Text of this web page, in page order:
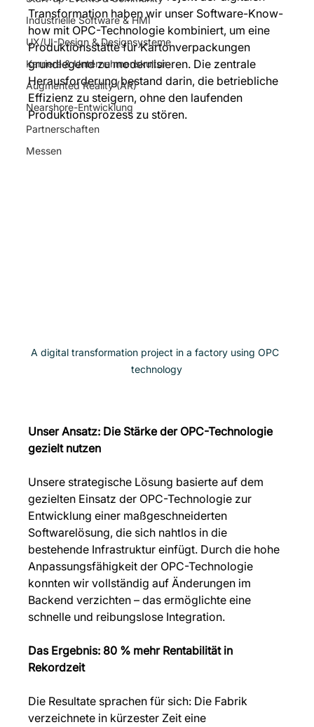
Industrielle Software & HMI
UX/UI-Design & Designsysteme
Karriere & Unternehmenskultur
Augmented Reality (AR)
Nearshore-Entwicklung
Partnerschaften
Messen
Transformation haben wir unser Software-Know-
how mit OPC-Technologie kombiniert, um eine
Produktionsstätte für Kartonverpackungen
grundlegend zu modernisieren. Die zentrale
Herausforderung bestand darin, die betriebliche
Effizienz zu steigern, ohne den laufenden
Produktionsprozess zu stören.
A digital transformation project in a factory using OPC
technology
Unser Ansatz: Die Stärke der OPC-Technologie
gezielt nutzen
Unsere strategische Lösung basierte auf dem
gezielten Einsatz der OPC-Technologie zur
Entwicklung einer maßgeschneiderten
Softwarelösung, die sich nahtlos in die
bestehende Infrastruktur einfügt. Durch die hohe
Anpassungsfähigkeit der OPC-Technologie
konnten wir vollständig auf Änderungen im
Backend verzichten – das ermöglichte eine
schnelle und reibungslose Integration.
Das Ergebnis: 80 % mehr Rentabilität in
Rekordzeit
Die Resultate sprachen für sich: Die Fabrik
verzeichnete in kürzester Zeit eine